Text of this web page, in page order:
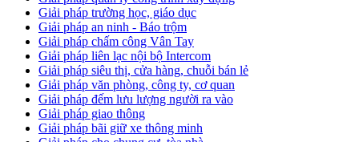
Giải pháp trường học, giáo dục
Giải pháp an ninh - Báo trộm
Giải pháp chấm công Vân Tay
Giải pháp liên lạc nội bộ Intercom
Giải pháp siêu thị, cửa hàng, chuỗi bán lẻ
Giải pháp văn phòng, công ty, cơ quan
Giải pháp đếm lưu lượng người ra vào
Giải pháp giao thông
Giải pháp bãi giữ xe thông minh